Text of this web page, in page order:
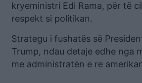
kryeministri Edi Rama, për të
respekt si politikan.
Strategu i fushatës së
Trump, ndau detaje edhe nga
me administratën e re